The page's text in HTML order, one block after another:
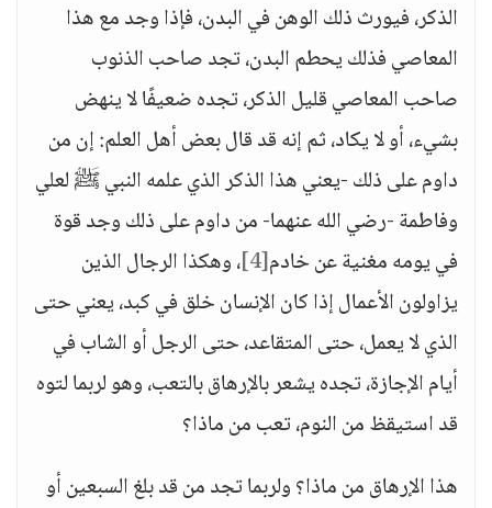
الذكر، فيورث ذلك الوهن في البدن، فإذا وجد مع هذا
المعاصي فذلك يحطم البدن، تجد صاحب الذنوب
صاحب المعاصي قليل الذكر، تجده ضعيفًا لا ينهض
بشيء، أو لا يكاد، ثم إنه قد قال بعض أهل العلم: إن من
داوم على ذلك -يعني هذا الذكر الذي علمه النبي ﷺ لعلي
وفاطمة -رضي الله عنهما- من داوم على ذلك وجد قوة
في يومه مغنية عن خادم[4] ، وهكذا الرجال الذين
يزاولون الأعمال إذا كان الإنسان خلق في كبد، يعني حتى
الذي لا يعمل، حتى المتقاعد، حتى الرجل أو الشاب في
أيام الإجازة، تجده يشعر بالإرهاق بالتعب، وهو لربما لتوه
قد استيقظ من النوم، تعب من ماذا؟
هذا الإرهاق من ماذا؟ ولربما تجد من قد بلغ السبعين أو